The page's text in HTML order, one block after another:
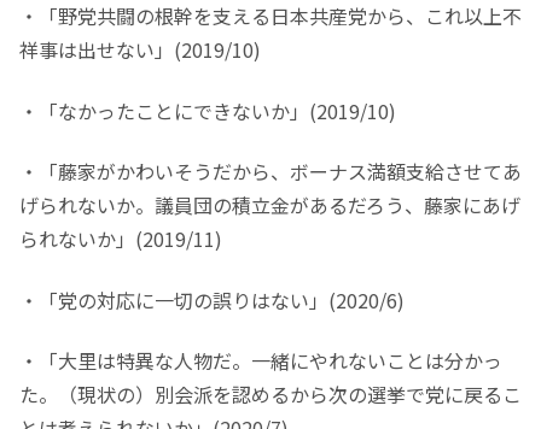
・「野党共闘の根幹を支える日本共産党から、これ以上不
祥事は出せない」(2019/10)
・「なかったことにできないか」(2019/10)
・「藤家がかわいそうだから、ボーナス満額支給させてあ
げられないか。議員団の積立金があるだろう、藤家にあげ
られないか」(2019/11)
・「党の対応に一切の誤りはない」(2020/6)
・「大里は特異な人物だ。一緒にやれないことは分かっ
た。（現状の）別会派を認めるから次の選挙で党に戻るこ